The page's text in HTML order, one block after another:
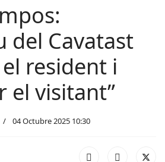
del Cavatast
resident i
el visitant”
04 Octubre 2025 10:30